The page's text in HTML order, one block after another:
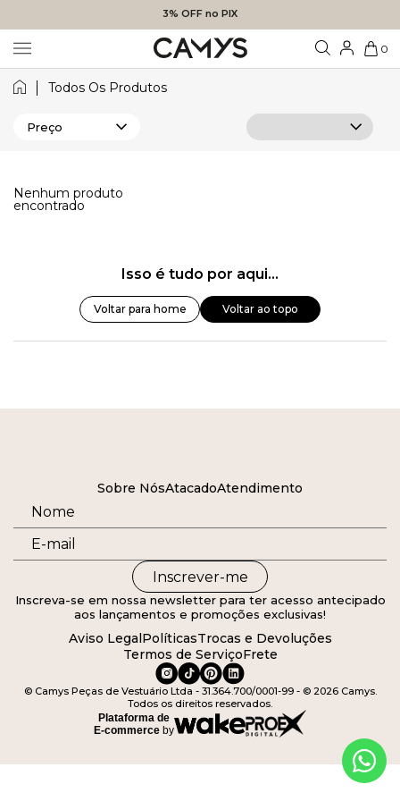
3% OFF no PIX
0
Todos Os Produtos
Preço
Nenhum produto
encontrado
Isso é tudo por aqui...
Voltar para home Voltar ao topo
Sobre NósAtacadoAtendimento
Inscrever-me
Inscreva-se em nossa newsletter para ter acesso antecipado
aos lançamentos e promoções exclusivas!
Aviso LegalPolíticasTrocas e Devoluções
Termos de ServiçoFrete
© Camys Peças de Vestuário Ltda - 31.364.700/0001-99 - © 2026 Camys.
Todos os direitos reservados.
Plataforma de
E-commerce by